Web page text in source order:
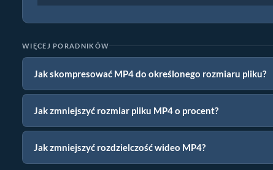
WIĘCEJ PORADNIKÓW
Jak skompresować MP4 do określonego rozmiaru pliku?
Jak zmniejszyć rozmiar pliku MP4 o procent?
Jak zmniejszyć rozdzielczość wideo MP4?